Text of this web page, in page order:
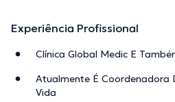
Experiência Profissional
Clínica Global Medic E
Atualmente É Coordenadora
Vida